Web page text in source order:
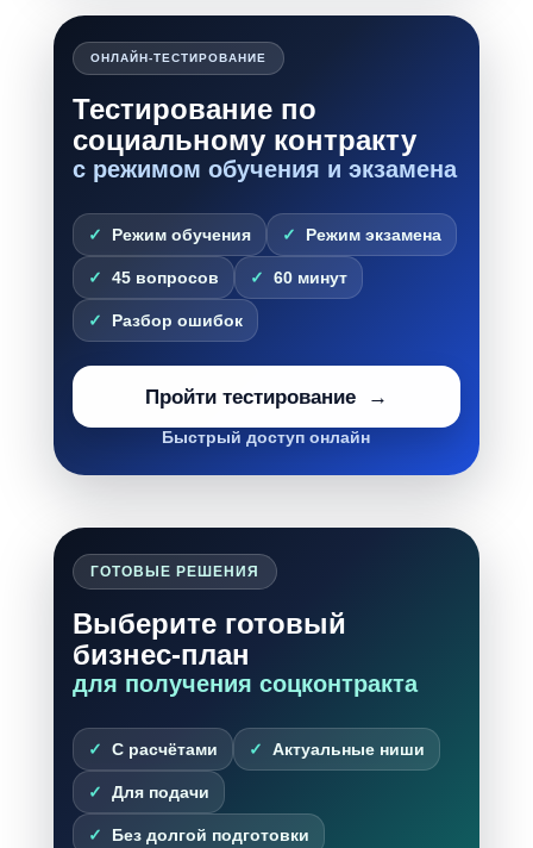
ОНЛАЙН-ТЕСТИРОВАНИЕ
Тестирование по
социальному контракту
с режимом обучения и экзамена
Режим обучения Режим экзамена
45 вопросов 60 минут
Разбор ошибок
Пройти тестирование
Быстрый доступ онлайн
ГОТОВЫЕ РЕШЕНИЯ
Выберите готовый
бизнес-план
для получения соцконтракта
С расчётами Актуальные ниши
Для подачи
Без долгой подготовки